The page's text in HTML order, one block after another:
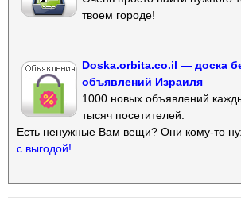
твоем городе!
Doska.orbita.co.il — доска
объявлений Израиля
1000 новых объявлений
тысяч посетителей.
Есть ненужные Вам вещи? Они кому-то
с выгодой!